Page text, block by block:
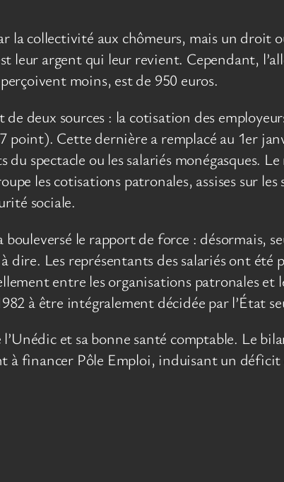
la collectivité aux chômeurs, mais un droit
leur argent qui leur revient. Cependant,
moins, est de 950 euros.
deux sources : la cotisation des
point). Cette dernière a remplacé au 1er
spectacle ou les salariés monégasques. Le
les cotisations patronales, assises sur les
sociale.
le rapport de force : désormais,
Les représentants des salariés ont été
entre les organisations patronales
à être intégralement décidée par l’État
et sa bonne santé comptable. Le
à financer Pôle Emploi, induisant un